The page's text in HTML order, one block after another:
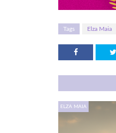
Tags Elza Maia
ELZA MAIA